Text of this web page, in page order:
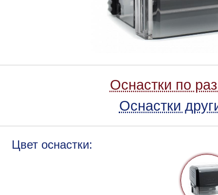
Оснастки по
Оснастки
Цвет оснастки: